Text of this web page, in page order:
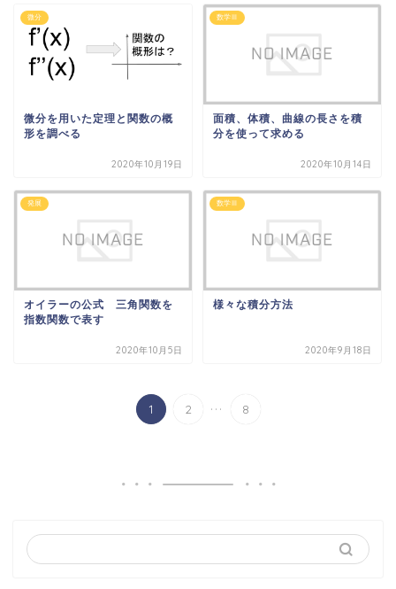
微分
微分を用いた定理と関数の概
形を調べる
2020年10月19日
数学Ⅲ
面積、体積、曲線の長さを積
分を使って求める
2020年10月14日
発展
オイラーの公式 三角関数を
指数関数で表す
2020年10月5日
数学Ⅲ
様々な積分方法
2020年9月18日
1 2 ... 8